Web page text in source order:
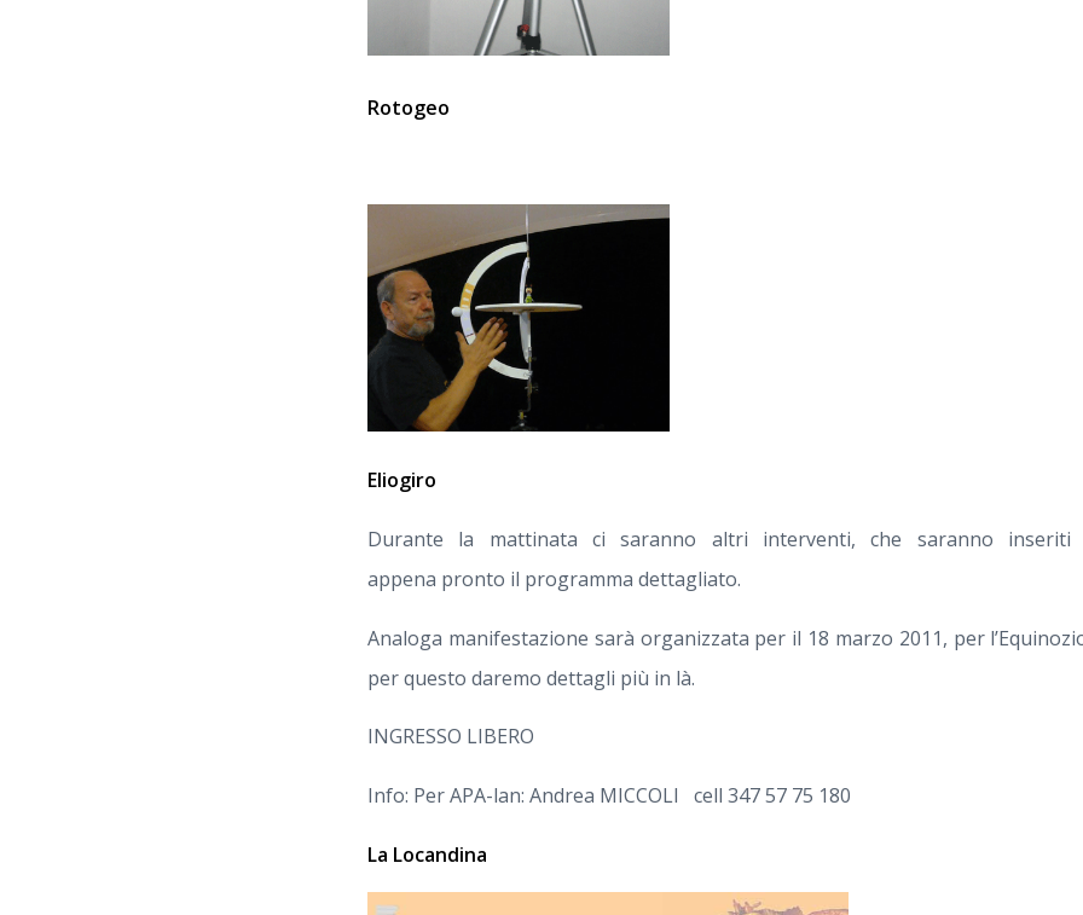
Rotogeo
Eliogiro
Durante la mattinata ci saranno altri interventi, che saranno inseriti
appena pronto il programma dettagliato.
Analoga manifestazione sarà organizzata per il 18 marzo 2011, per
per questo daremo dettagli più in là.
INGRESSO LIBERO
Info: Per APA-lan: Andrea MICCOLI cell 347 57 75 180
La Locandina